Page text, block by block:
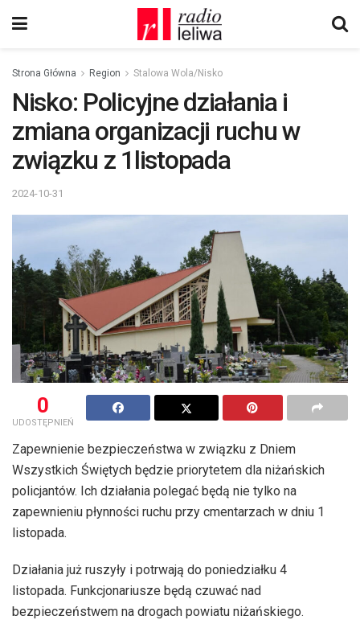
Strona Główna Region Stalowa Wola/Nisko
Nisko: Policyjne działania i
zmiana organizacji ruchu w
związku z 1listopada
2024-10-31
0
UDOSTĘPNIEŃ
Zapewnienie bezpieczeństwa w związku z Dniem
Wszystkich Świętych będzie priorytetem dla niżańskich
policjantów. Ich działania polegać będą nie tylko na
zapewnieniu płynności ruchu przy cmentarzach w dniu 1
listopada.
Działania już ruszyły i potrwają do poniedziałku 4
listopada. Funkcjonariusze będą czuwać nad
bezpieczeństwem na drogach powiatu niżańskiego.